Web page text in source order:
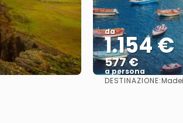
da
1.154 €
577 €
a persona
DESTINAZIONE: